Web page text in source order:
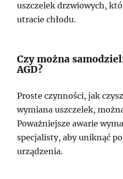
uszczelek drzwiowych,
utracie chłodu.
Czy można
AGD?
Proste czynności, jak
wymiana uszczelek,
Poważniejsze awarie
specjalisty, aby uniknąć
urządzenia.